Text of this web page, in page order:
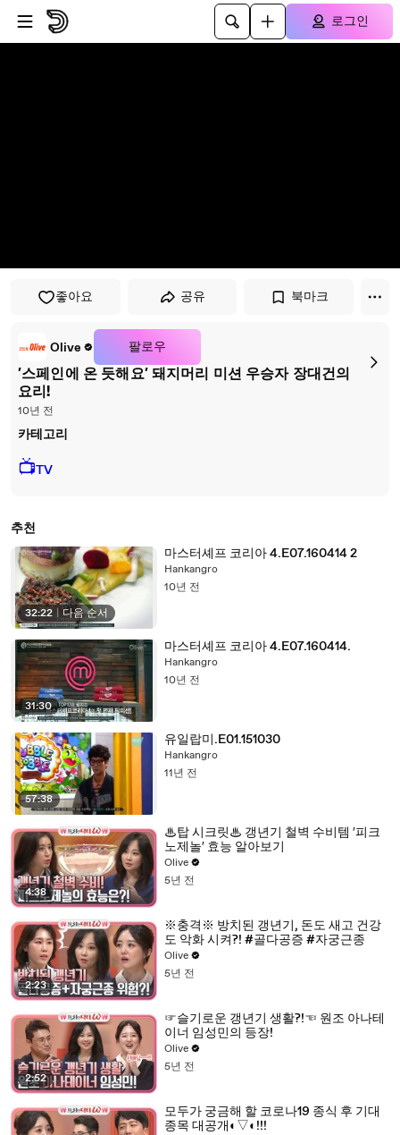
플레이어로 건너뛰기
본문으로 건너뛰기
로그인
좋아요 공유 북마크
Olive 팔로우
′스페인에 온 듯해요′ 돼지머리 미션 우승자 장대건의
요리!
10년 전
카테고리
📺TV
추천
32:22 다음 순서
마스터셰프 코리아 4.E07.160414 2
Hankangro
10년 전
31:30
마스터셰프 코리아 4.E07.160414.
Hankangro
10년 전
57:38
유일랍미.E01.151030
Hankangro
11년 전
4:38
♨탑 시크릿♨ 갱년기 철벽 수비템 ′피크
노제놀′ 효능 알아보기
Olive
5년 전
2:23
※충격※ 방치된 갱년기, 돈도 새고 건강
도 악화 시켜?! #골다공증 #자궁근종
Olive
5년 전
2:52
☞슬기로운 갱년기 생활?!☜ 원조 아나테
이너 임성민의 등장!
Olive
5년 전
모두가 궁금해 할 코로나19 종식 후 기대
종목 대공개◐▽◐!!!